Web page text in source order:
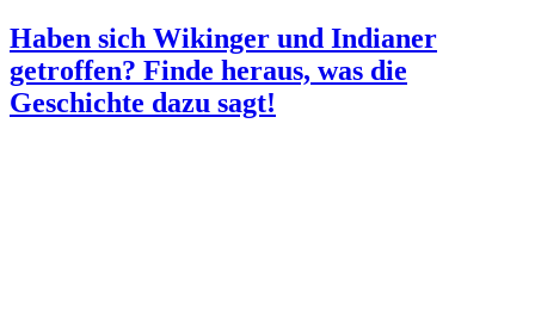
Haben sich Wikinger und Indianer
getroffen? Finde heraus, was die
Geschichte dazu sagt!